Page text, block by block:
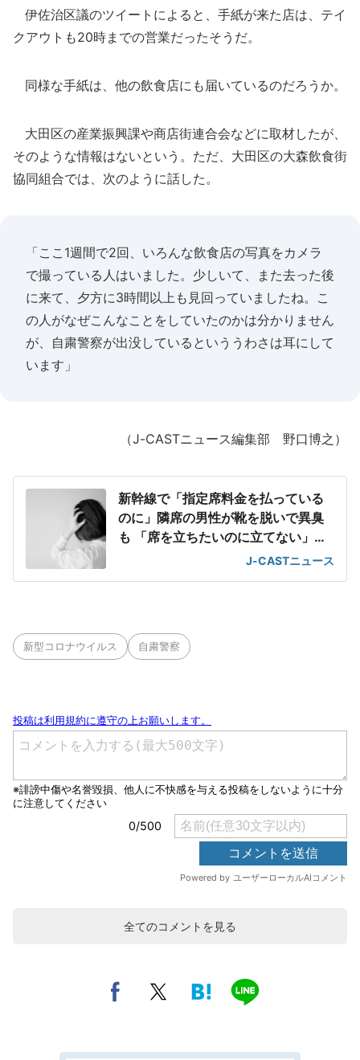
伊佐治区議のツイートによると、手紙が来た店は、テイ
クアウトも20時までの営業だったそうだ。
同様な手紙は、他の飲食店にも届いているのだろうか。
大田区の産業振興課や商店街連合会などに取材したが、
そのような情報はないという。ただ、大田区の大森飲食街
協同組合では、次のように話した。
「ここ1週間で2回、いろんな飲食店の写真をカメラ
で撮っている人はいました。少しいて、また去った後
に来て、夕方に3時間以上も見回っていましたね。こ
の人がなぜこんなことをしていたのかは分かりません
が、自粛警察が出没しているといううわさは耳にして
います」
（J-CASTニュース編集部 野口博之）
新幹線で「指定席料金を払っている
のに」隣席の男性が靴を脱いで異臭
も 「席を立ちたいのに立てない」息
J-CASTニュース
新型コロナウイルス 自粛警察
全てのコメントを見る